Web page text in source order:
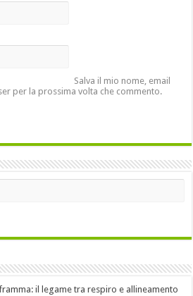
Salva il mio nome, email
per la prossima volta che commento.
il legame tra respiro e allineamento